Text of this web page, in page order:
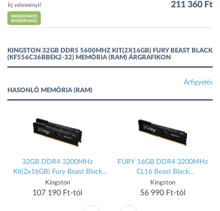
Írj véleményt! 211 360 Ft
KINGSTON 32GB DDR5 5600MHZ KIT(2X16GB) FURY BEAST BLACK
(KF556C36BBEK2-32) MEMÓRIA (RAM) ÁRGRAFIKON
Árfigyelés
HASONLÓ MEMÓRIA (RAM)
32GB DDR4 3200MHz
Kit(2x16GB) Fury Beast Black
(KF432C16BBK2/32)
Kingston
107 190 Ft-tól
FURY 16GB DDR4 3200MHz
CL16 Beast Black
KF432C16BB/16
Kingston
56 990 Ft-tól